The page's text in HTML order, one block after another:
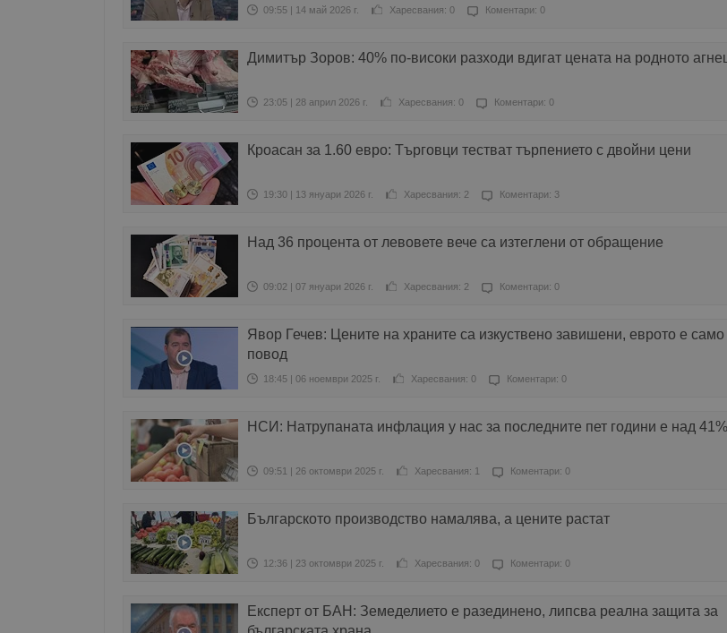
09:55 | 14 май 2026 г. Харесвания: 0 Коментари: 0
Димитър Зоров: 40% по-високи разходи вдигат цената на родното
23:05 | 28 април 2026 г. Харесвания: 0 Коментари: 0
Кроасан за 1.60 евро: Търговци тестват търпението с двойни цени
19:30 | 13 януари 2026 г. Харесвания: 2 Коментари: 3
Над 36 процента от левовете вече са изтеглени от обращение
09:02 | 07 януари 2026 г. Харесвания: 2 Коментари: 0
Явор Гечев: Цените на храните са изкуствено завишени, еврото е само
повод
18:45 | 06 ноември 2025 г. Харесвания: 0 Коментари: 0
НСИ: Натрупаната инфлация у нас за последните пет години е над 41%
09:51 | 26 октомври 2025 г. Харесвания: 1 Коментари: 0
Българското производство намалява, а цените растат
12:36 | 23 октомври 2025 г. Харесвания: 0 Коментари: 0
Експерт от БАН: Земеделието е разединено, липсва реална защита за